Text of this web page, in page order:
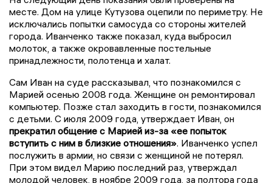
месте. Дом на улице Кутузова оцепили по периметру. Не
исключались попытки самосуда со стороны жителей
города. Иванченко также показал, куда выбросил
молоток, а также окровавленные постельные
принадлежности, полотенца и халат.
Сам Иван на суде рассказывал, что познакомился с
Марией осенью 2008 года. Женщине он ремонтировал
компьютер. Позже стал заходить в гости, познакомился
с детьми. С июля 2009 года, утверждает Иван, он
прекратил общение с Марией из-за «ее попыток
вступить с ним в близкие отношения». Иванченко успел
послужить в армии, но связи с женщиной не потерял.
При этом видел Марию последний раз, утверждал
молодой человек, в ноябре 2009 года, за полтора года